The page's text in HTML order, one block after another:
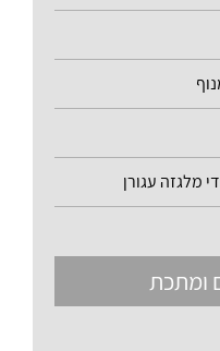
מלגזה עגורן
ומתכת